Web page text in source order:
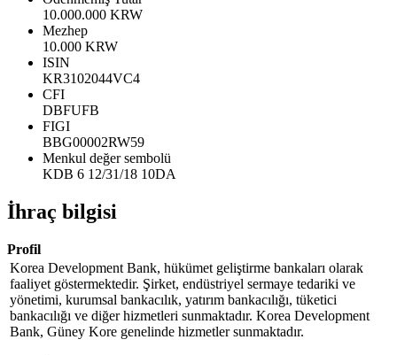
10.000.000 KRW
Mezhep
10.000 KRW
ISIN
KR3102044VC4
CFI
DBFUFB
FIGI
BBG00002RW59
Menkul değer sembolü
KDB 6 12/31/18 10DA
İhraç bilgisi
Profil
Korea Development Bank, hükümet geliştirme bankaları olarak
faaliyet göstermektedir. Şirket, endüstriyel sermaye tedariki ve
yönetimi, kurumsal bankacılık, yatırım bankacılığı, tüketici
bankacılığı ve diğer hizmetleri sunmaktadır. Korea Development
Bank, Güney Kore genelinde hizmetler sunmaktadır.